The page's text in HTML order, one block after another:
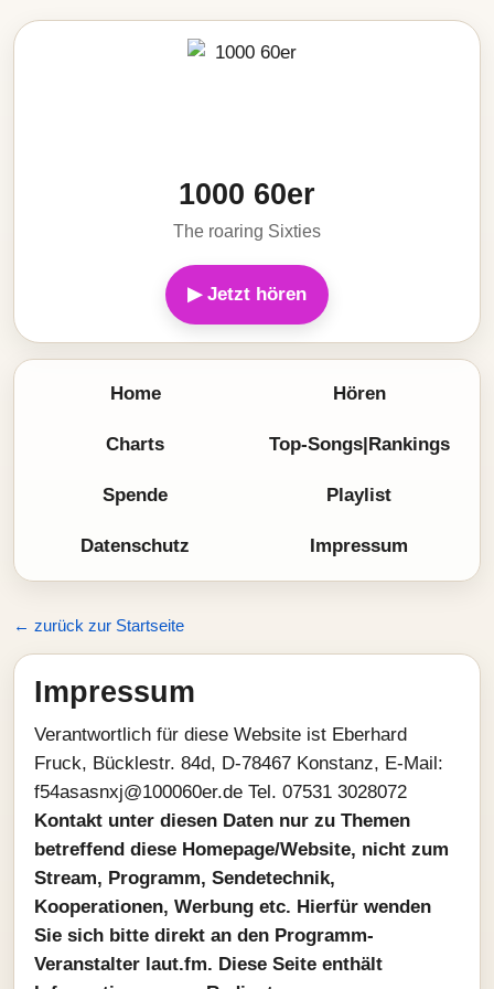
1000 60er
The roaring Sixties
▶ Jetzt hören
Home Hören
Charts Top-Songs|Rankings
Spende Playlist
Datenschutz Impressum
← zurück zur Startseite
Impressum
Verantwortlich für diese Website ist Eberhard
Fruck, Bücklestr. 84d, D-78467 Konstanz, E-Mail:
ed.re060001@jxnsasa45f Tel. 07531 3028072
Kontakt unter diesen Daten nur zu Themen
betreffend diese Homepage/Website, nicht zum
Stream, Programm, Sendetechnik,
Kooperationen, Werbung etc. Hierfür wenden
Sie sich bitte direkt an den Programm-
Veranstalter laut.fm. Diese Seite enthält